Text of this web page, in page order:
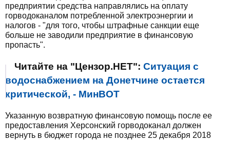
предприятии средства направлялись на оплату
горводоканалом потребленной электроэнергии и
налогов - "для того, чтобы штрафные санкции еще
больше не заводили предприятие в финансовую
пропасть".
Читайте на "Цензор.НЕТ": Ситуация с
водоснабжением на Донетчине остается
критической, - МинВОТ
Указанную возвратную финансовую помощь после ее
предоставления Херсонский горводоканал должен
вернуть в бюджет города не позднее 25 декабря 2018